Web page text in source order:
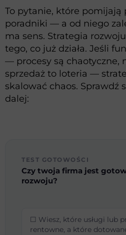
To pytanie, które pomijają
poradniki — a od niego
ma sens. Strategia
tego, co już działa. Jeśli
— procesy są chaotyczne,
sprzedaż to loteria —
skalować chaos. Sprawdź
dalej:
TEST GOTOWOŚCI
Czy twoja firma jest
rozwoju?
☐ Wiesz, które usługi lub
rentowne, a które